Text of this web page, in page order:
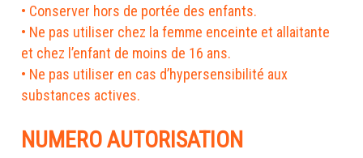
• Conserver hors de portée des enfants.
• Ne pas utiliser chez la femme enceinte et allaitante
et chez l’enfant de moins de 16 ans.
• Ne pas utiliser en cas d’hypersensibilité aux
substances actives.
NUMERO AUTORISATION